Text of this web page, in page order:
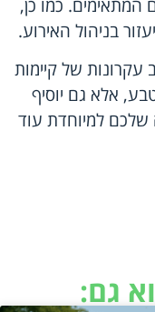
המתאימים. כמו כן,
בניהול האירוע.
עקרונות של קיימות
אלא גם יוסיף
שלכם למיוחדת עוד
גם: